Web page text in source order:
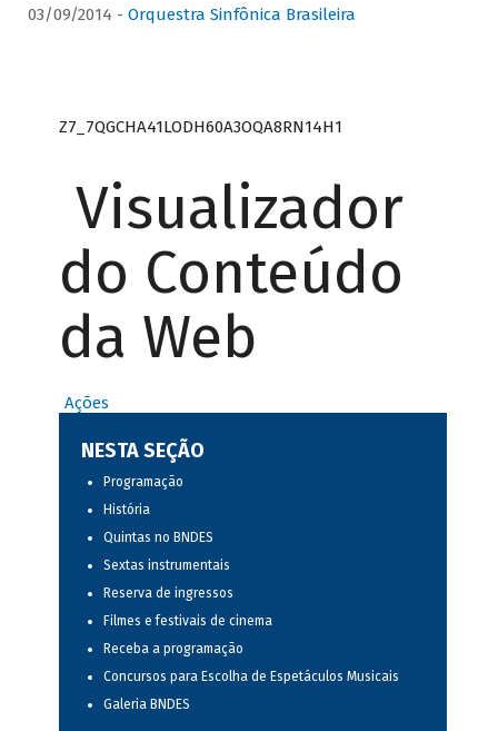
03/09/2014 - Orquestra Sinfônica Brasileira
Z7_7QGCHA41LODH60A3OQA8RN14H1
Visualizador
do Conteúdo
da Web
Ações
NESTA SEÇÃO
Programação
História
Quintas no BNDES
Sextas instrumentais
Reserva de ingressos
Filmes e festivais de cinema
Receba a programação
Concursos para Escolha de Espetáculos Musicais
Galeria BNDES